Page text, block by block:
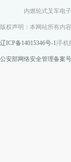
内燃轮式叉车电子秤|内
版权声明：本网站所有内
辽ICP备14015346号-1 手机
公安部网络安全管理备案号